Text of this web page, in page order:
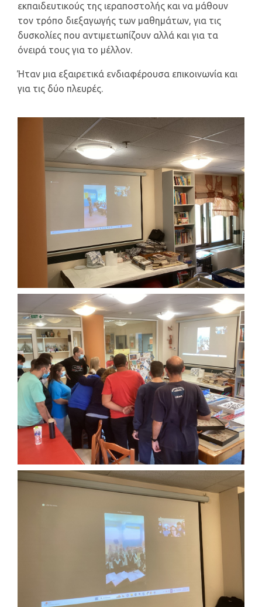
εκπαιδευτικούς της ιεραποστολής και να μάθουν
τον τρόπο διεξαγωγής των μαθημάτων, για τις
δυσκολίες που αντιμετωπίζουν αλλά και για τα
όνειρά τους για το μέλλον.
Ήταν μια εξαιρετικά ενδιαφέρουσα επικοινωνία και
για τις δύο πλευρές.